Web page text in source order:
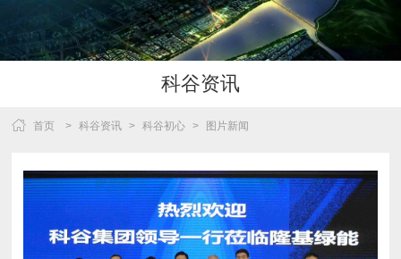
科谷资讯
首页 > 科谷资讯 > 科谷初心 > 图片新闻